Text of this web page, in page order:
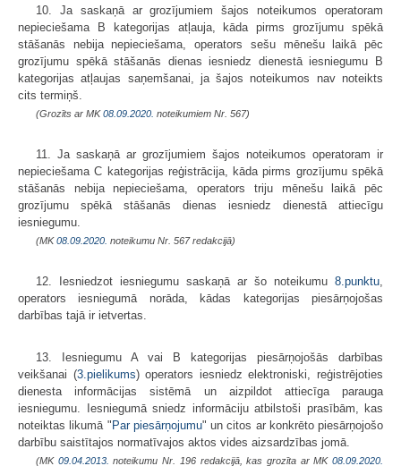
10. Ja saskaņā ar grozījumiem šajos noteikumos operatoram
nepieciešama B kategorijas atļauja, kāda pirms grozījumu spēkā
stāšanās nebija nepieciešama, operators sešu mēnešu laikā pēc
grozījumu spēkā stāšanās dienas iesniedz dienestā iesniegumu B
kategorijas atļaujas saņemšanai, ja šajos noteikumos nav noteikts
cits termiņš.
(Grozīts ar MK08.09.2020. noteikumiem Nr. 567)
11. Ja saskaņā ar grozījumiem šajos noteikumos operatoram ir
nepieciešama C kategorijas reģistrācija, kāda pirms grozījumu spēkā
stāšanās nebija nepieciešama, operators triju mēnešu laikā pēc
grozījumu spēkā stāšanās dienas iesniedz dienestā attiecīgu
iesniegumu.
(MK08.09.2020. noteikumu Nr. 567 redakcijā)
12. Iesniedzot iesniegumu saskaņā ar šo noteikumu 8.punktu
operators iesniegumā norāda, kādas kategorijas piesārņojošas
darbības tajā ir ietvertas.
13. Iesniegumu A vai B kategorijas piesārņojošās darbības
veikšanai (3.pielikums) operators iesniedz elektroniski, reģistrējoties
dienesta informācijas sistēmā un aizpildot attiecīga parauga
iesniegumu. Iesniegumā sniedz informāciju atbilstoši prasībām, kas
noteiktas likumā " Par piesārņojumu" un citos ar konkrēto piesārņojošo
darbību saistītajos normatīvajos aktos vides aizsardzības jomā.
(MK 09.04.2013. noteikumu Nr. 196 redakcijā, kas grozīta ar MK08.09.2020.